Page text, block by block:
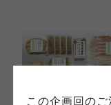
この企画回の
投稿について
れています。
コープ事業連
保護方針」につ
クしてご確認く
て」について
ご確認ください